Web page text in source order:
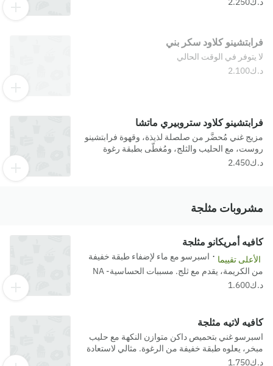
فرابتشينو كلاود سكر بني
لا يتوفر في الوقت الحالي
فرابتشينو كلاود ستروبيري ماتشا
مزيج غني مُحضَّر من صلصلة لذيذة، وقهوة فرابتشينو
روست، مع الحليب والثلج، ومُغطّى بطبقة رغوة
الكريمة الباردة بطعم لذيذ.
مشروبات مثلجة
كافيه أمريكانو مثلجة
الأعلى تقييما · اسبرسو مع ماء لإضفاء طبقة خفيفة
من الكريمة، يقدم مع ثلج. مسببات الحساسية- NA
كافيه لاتيه مثلجة
اسبرسو غني بتحميص داكن متوازن النكهة مع حليب
مبخر، يعلوه طبقة خفيفة من الرغوة. مثالي لاستعادة
كامل النشاط والحيوية.